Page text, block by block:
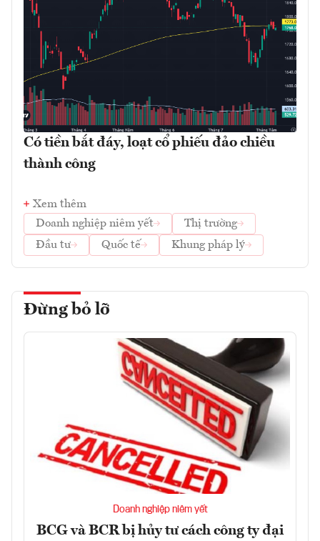
Có tiền bắt đáy, loạt cổ phiếu đảo chiều
thành công
Xem thêm
Doanh nghiệp niêm yết
Thị trường
Đầu tư
Quốc tế Khung pháp lý
Đừng bỏ lỡ
Doanh nghiệp niêm yết
BCG và BCR bị hủy tư cách công ty đại